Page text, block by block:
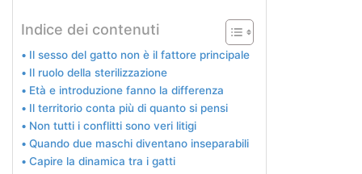
Indice dei contenuti
Il sesso del gatto non è il fattore principale
Il ruolo della sterilizzazione
Età e introduzione fanno la differenza
Il territorio conta più di quanto si pensi
Non tutti i conflitti sono veri litigi
Quando due maschi diventano inseparabili
Capire la dinamica tra i gatti